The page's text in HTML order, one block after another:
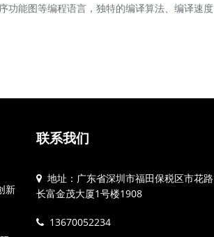
功能图等编程语言，独特的编译算法、编译速度
新
联系我们
地址：广东省深圳市福田保税区市花路
长富金茂大厦1号楼1908
13670052234